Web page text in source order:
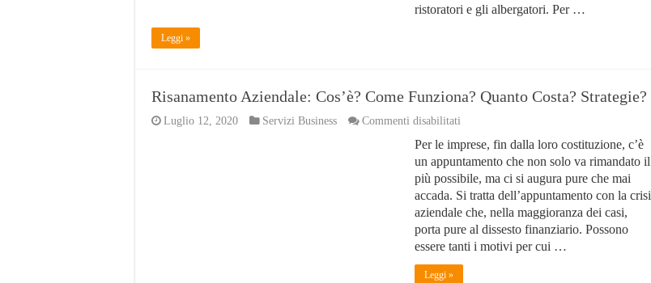
ristoratori e gli albergatori. Per …
Leggi »
Risanamento Aziendale: Cos’è? Come Funziona? Quanto Costa? Strategie?
Luglio 12, 2020 Servizi Business Commenti disabilitati
Aziendale:
Cos’è?
Come
Funziona?
Quanto
Costa?
Strategie?
Per le imprese, fin dalla loro costituzione, c’è
un appuntamento che non solo va rimandato il
più possibile, ma ci si augura pure che mai
accada. Si tratta dell’appuntamento con la crisi
aziendale che, nella maggioranza dei casi,
porta pure al dissesto finanziario. Possono
essere tanti i motivi per cui …
Leggi »